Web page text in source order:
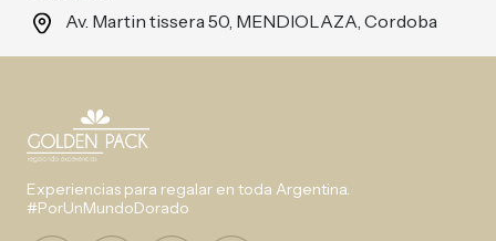
Av. Martin tissera 50, MENDIOLAZA, Cordoba
Experiencias para regalar en toda Argentina.
#PorUnMundoDorado